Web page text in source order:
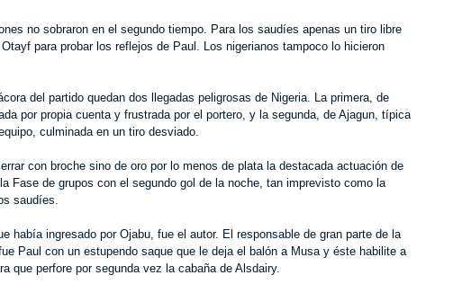
no sobraron en el segundo tiempo. Para los saudíes apenas un tiro libre
para probar los reflejos de Paul. Los nigerianos tampoco lo hicieron
del partido quedan dos llegadas peligrosas de Nigeria. La primera, de
por propia cuenta y frustrada por el portero, y la segunda, de Ajagun, típica
culminada en un tiro desviado.
con broche sino de oro por lo menos de plata la destacada actuación de
Fase de grupos con el segundo gol de la noche, tan imprevisto como la
saudíes.
había ingresado por Ojabu, fue el autor. El responsable de gran parte de la
Paul con un estupendo saque que le deja el balón a Musa y éste habilite a
que perfore por segunda vez la cabaña de Alsdairy.